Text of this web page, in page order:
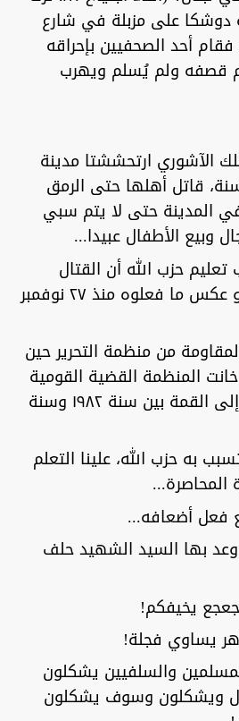
دوشكا على مزبلة في شارع
فقام أحد الصحفيين بإحراقه
تم قصفه ولم يُسلم ويهرب
الآشوري ارتحششتا مدينة
قاتل أهلها حتى الرمق
في المدينة حتى لا يتم سبي
وبيع الأطفال عبيدا...
حزب الله أن القتال
الحسيني الكربلائي هو عكس ما فعلوه منذ ٢٧ نوفمبر
من منظمة التحرير حين
المنظمة القضية القومية
استلمنا الراية ووصلنا إلى القمة بين سنة ١٩٨٢ وسنة
به حزب الله، علينا التعلم
المحاصرة...
فعل أضعافه...
بها السيد الشهيد حلف
جعجع يخيفكم!
يساوي فجلة!
والسلفيين يشكلون
ويشكلون وسوف يشكلون